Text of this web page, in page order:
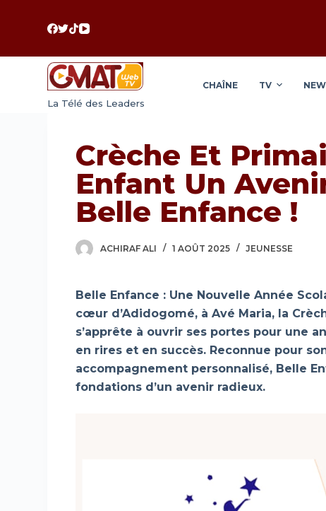
La Télé des Leaders
CHAÎNE TV
Crèche Et
Enfant Un
Belle Enfance !
ACHIRAF ALI 1 AOÛT 2025 JEUNESSE
Belle Enfance : Une Nouvelle Année
cœur d’Adidogomé, à Avé Maria, la
s’apprête à ouvrir ses portes pour une
en rires et en succès. Reconnue pour
accompagnement personnalisé, Belle
fondations d’un avenir radieux.